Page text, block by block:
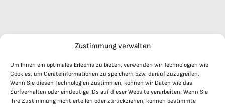
Zustimmung verwalten
Um Ihnen ein optimales Erlebnis zu bieten, verwenden wir Technologien wie
Cookies, um Geräteinformationen zu speichern bzw. darauf zuzugreifen.
Wenn Sie diesen Technologien zustimmen, können wir Daten wie das
Surfverhalten oder eindeutige IDs auf dieser Website verarbeiten. Wenn Sie
Ihre Zustimmung nicht erteilen oder zurückziehen, können bestimmte
Weitere Beiträge